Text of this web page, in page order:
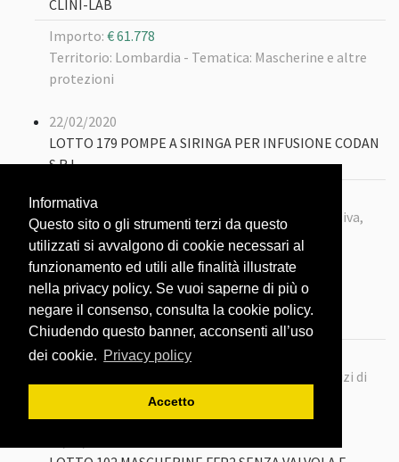
Informativa
Questo sito o gli strumenti terzi da questo
utilizzati si avvalgono di cookie necessari al
funzionamento ed utili alle finalità illustrate
nella privacy policy. Se vuoi saperne di più o
negare il consenso, consulta la cookie policy.
Chiudendo questo banner, acconsenti all’uso
dei cookie. Privacy policy
Accetto
CLINI-LAB
Importo: € 61.778
Territorio: Lombardia - Tematica: Mascherine e altre
protezioni
22/02/2020
LOTTO 179 POMPE A SIRINGA PER INFUSIONE CODAN
S.R.L.
Importo:
Territorio: Lombardia - Tematica: Terapia intensiva,
rianimazione e farmaci
22/02/2020
LOTTO 18 ALLPLEX 2019 - NCOV ASSAY ARROW
DIAGNOSTIC
Importo:€ 2.076.347,68
Tematica: Prodotti/Servizi di
analisi (tamponi, test, sistemi diagnostici, ...)